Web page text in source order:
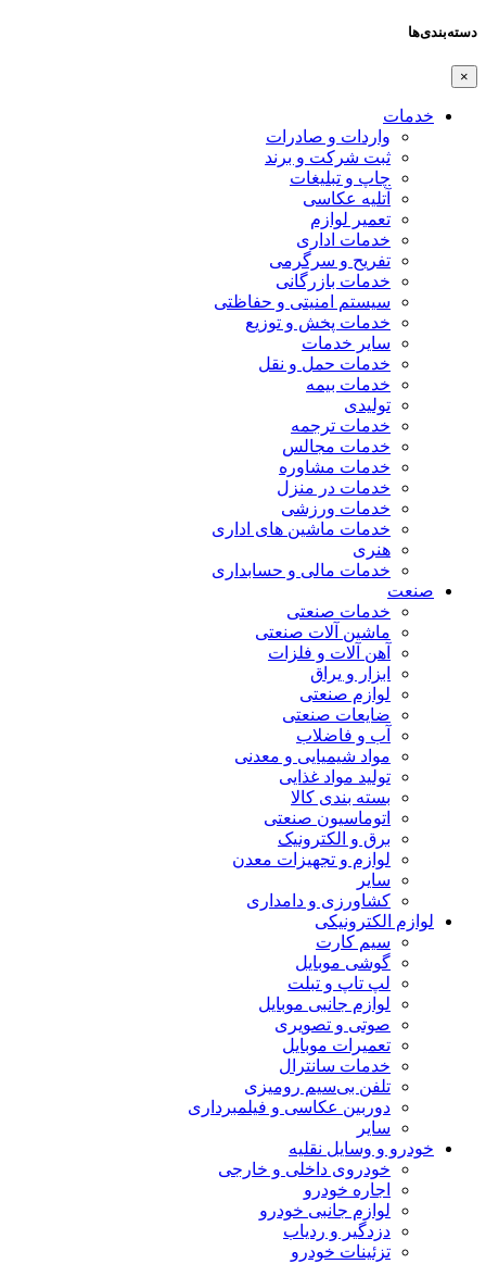
دسته‌بندی‌ها
×
خدمات
واردات و صادرات
ثبت شرکت و برند
چاپ و تبلیغات
آتلیه عکاسی
تعمیر لوازم
خدمات اداری
تفریح و سرگرمی
خدمات بازرگانی
سیستم امنیتی و حفاظتی
خدمات پخش و توزیع
سایر خدمات
خدمات حمل و نقل
خدمات بیمه
تولیدی
خدمات ترجمه
خدمات مجالس
خدمات مشاوره
خدمات در منزل
خدمات ورزشی
خدمات ماشین های اداری
هنری
خدمات مالی و حسابداری
صنعت
خدمات صنعتی
ماشین آلات صنعتی
آهن آلات و فلزات
ابزار و یراق
لوازم صنعتی
ضایعات صنعتی
آب و فاضلاب
مواد شیمیایی و معدنی
تولید مواد غذایی
بسته بندی کالا
اتوماسیون صنعتی
برق و الکترونیک
لوازم و تجهیزات معدن
سایر
کشاورزی و دامداری
لوازم الکترونیکی
سیم کارت
گوشی موبایل
لپ تاپ و تبلت
لوازم جانبی موبایل
صوتی و تصویری
تعمیرات موبایل
خدمات سانترال
تلفن بی‌سیم رومیزی
دوربین عکاسی و فیلمبرداری
سایر
خودرو و وسایل نقلیه
خودروی داخلی و خارجی
اجاره خودرو
لوازم جانبی خودرو
دزدگیر و ردیاب
تزئینات خودرو